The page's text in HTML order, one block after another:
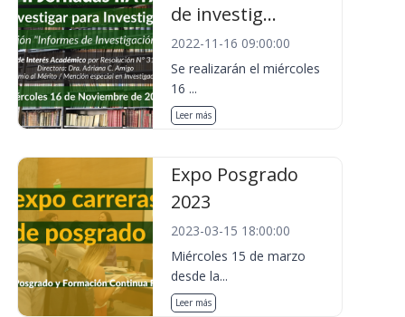
de investig...
2022-11-16 09:00:00
Se realizarán el miércoles
16 ...
Leer más
Expo Posgrado
2023
2023-03-15 18:00:00
Miércoles 15 de marzo
desde la...
Leer más